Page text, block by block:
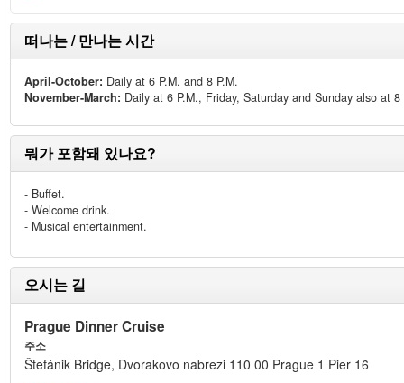
떠나는 / 만나는 시간
April-October: Daily at 6 P.M. and 8 P.M.
November-March: Daily at 6 P.M., Friday, Saturday and Sunday also at 8
뭐가 포함돼 있나요?
- Buffet.
- Welcome drink.
- Musical entertainment.
오시는 길
Prague Dinner Cruise
주소
Štefánik Bridge, Dvorakovo nabrezi 110 00 Prague 1 Pier 16